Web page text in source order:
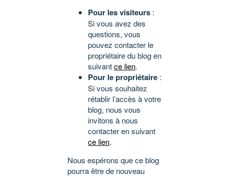
Pour les visiteurs :
Si vous avez des
questions, vous
pouvez contacter le
propriétaire du blog en
suivantce lien.
Pour le propriétaire :
Si vous souhaitez
rétablir l’accès à votre
blog, nous vous
invitons à nous
contacter en suivant
ce lien.
Nous espérons que ce blog
pourra être de nouveau